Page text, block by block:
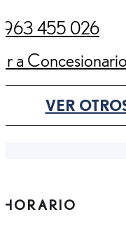
963 455 026
(Opens in
Ir a Concesionario
(Opens
VER
HORARIO